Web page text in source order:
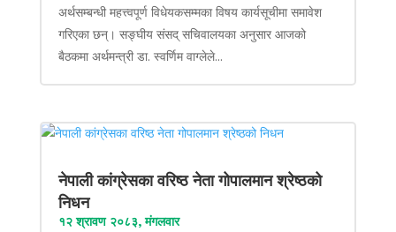
अर्थसम्बन्धी महत्त्वपूर्ण विधेयकसम्मका विषय कार्यसूचीमा समावेश
गरिएका छन्। सङ्घीय संसद् सचिवालयका अनुसार आजको
बैठकमा अर्थमन्त्री डा. स्वर्णिम वाग्लेले...
नेपाली कांग्रेसका वरिष्ठ नेता गोपालमान श्रेष्ठको
निधन
१२ श्रावण २०८३, मंगलवार